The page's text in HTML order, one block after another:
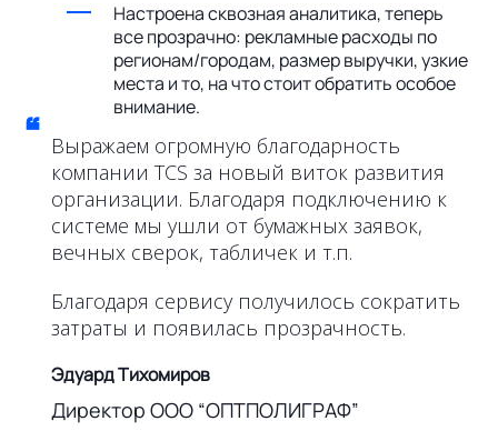
Настроена сквозная аналитика, теперь
все прозрачно: рекламные расходы по
регионам/городам, размер выручки, узкие
места и то, на что стоит обратить особое
внимание.
“ Выражаем огромную благодарность
компании TCS за новый виток развития
организации. Благодаря подключению к
системе мы ушли от бумажных заявок,
вечных сверок, табличек и т.п.
Благодаря сервису получилось сократить
затраты и появилась прозрачность.
Эдуард Тихомиров
Директор ООО “ОПТПОЛИГРАФ”